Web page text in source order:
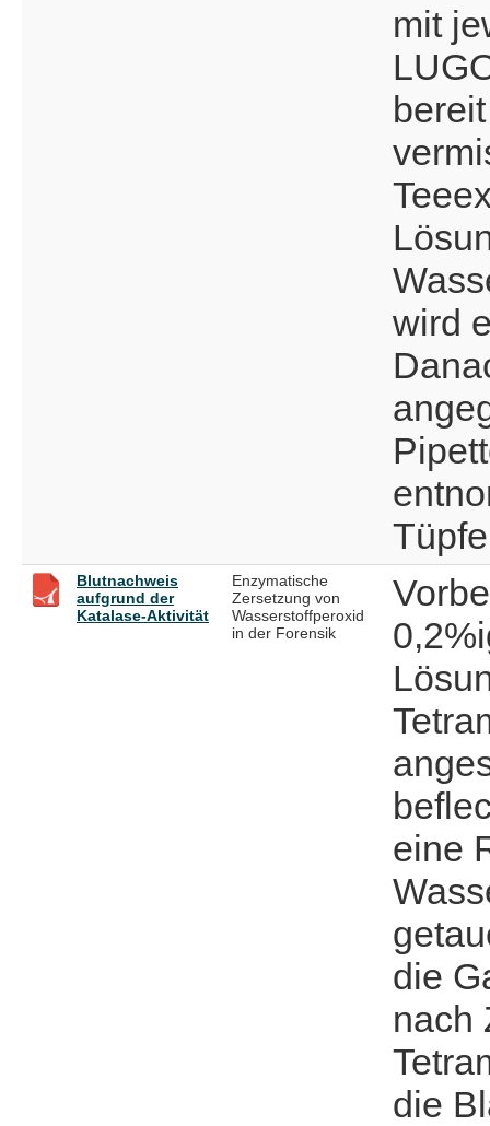
mit
wird
Blutnachweis
aufgrund der
Katalase-Aktivität
Enzymatische
Zersetzung von
Wasserstoffperoxid
in der Forensik
eine
die
nach
die